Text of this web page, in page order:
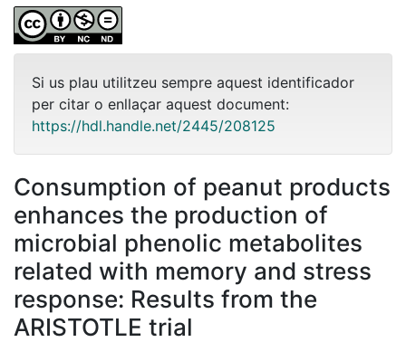
Si us plau utilitzeu sempre aquest identificador
per citar o enllaçar aquest document:
https://hdl.handle.net/2445/208125
Consumption of peanut products
enhances the production of
microbial phenolic metabolites
related with memory and stress
response: Results from the
ARISTOTLE trial